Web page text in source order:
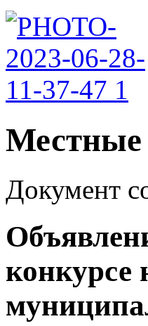
Местные
Документ
конкурсе